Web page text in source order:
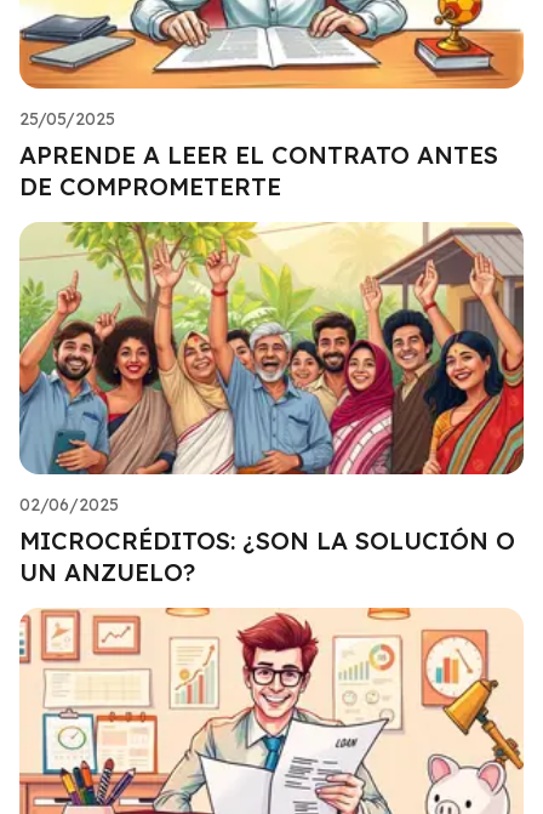
25/05/2025
APRENDE A LEER EL CONTRATO ANTES
DE COMPROMETERTE
02/06/2025
MICROCRÉDITOS: ¿SON LA SOLUCIÓN O
UN ANZUELO?